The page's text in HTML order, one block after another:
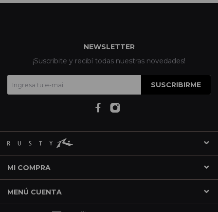
MI COMPRA
MENÚ CUENTA
NEWSLETTER
¡Suscribite y recibí todas nuestras novedades!
SUSCRIBIRME